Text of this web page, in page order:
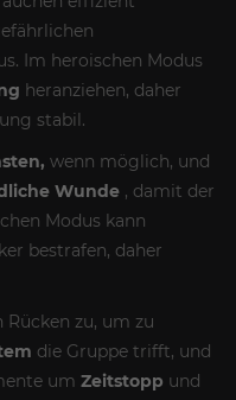
Im heroischen Modus
heranziehen, daher
stabil.
wenn möglich, und
Wunde , damit der
Modus kann
bestrafen, daher
zu, um zu
die Gruppe trifft, und
um Zeitstopp und